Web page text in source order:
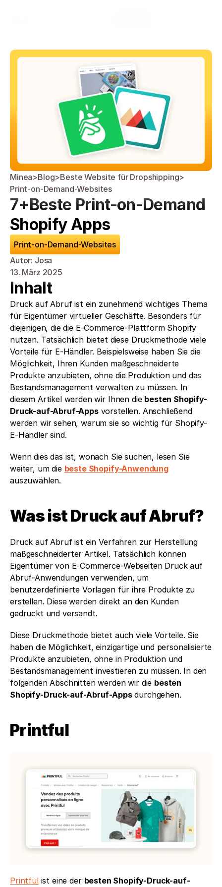
Minea>Blog>Beste Website für Dropshipping>
Print-on-Demand-Websites
7+Beste Print-on-Demand
Shopify Apps
Print-on-Demand-Websites
Autor: Josa
13. März 2025
Inhalt
Druck auf Abruf ist ein zunehmend wichtiges Thema
für Eigentümer virtueller Geschäfte. Besonders für
diejenigen, die die E-Commerce-Plattform Shopify
nutzen. Tatsächlich bietet diese Druckmethode viele
Vorteile für E-Händler. Beispielsweise haben Sie die
Möglichkeit, Ihren Kunden maßgeschneiderte
Produkte anzubieten, ohne die Produktion und das
Bestandsmanagement verwalten zu müssen. In
diesem Artikel werden wir Ihnen die besten Shopify-
Druck-auf-Abruf-Apps vorstellen. Anschließend
werden wir sehen, warum sie so wichtig für Shopify-
E-Händler sind.
Wenn dies das ist, wonach Sie suchen, lesen Sie
weiter, um die beste Shopify-Anwendung
auszuwählen.
Was ist Druck auf Abruf?
Druck auf Abruf ist ein Verfahren zur Herstellung
maßgeschneiderter Artikel. Tatsächlich können
Eigentümer von E-Commerce-Webseiten Druck auf
Abruf-Anwendungen verwenden, um
benutzerdefinierte Vorlagen für ihre Produkte zu
erstellen. Diese werden direkt an den Kunden
gedruckt und versandt.
Diese Druckmethode bietet auch viele Vorteile. Sie
haben die Möglichkeit, einzigartige und personalisierte
Produkte anzubieten, ohne in Produktion und
Bestandsmanagement investieren zu müssen. In den
folgenden Abschnitten werden wir die besten
Shopify-Druck-auf-Abruf-Apps durchgehen.
Printful
Printful ist eine der besten Shopify-Druck-auf-